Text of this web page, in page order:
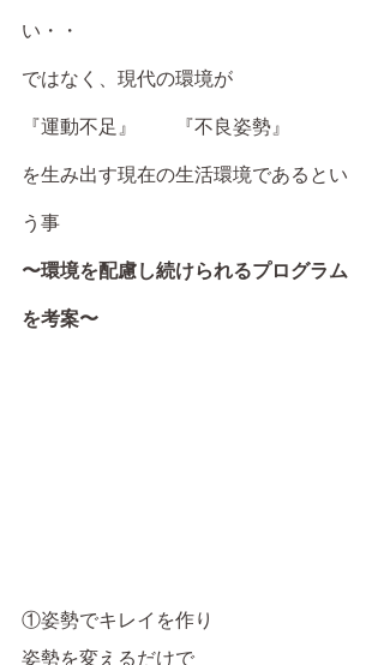
い・・
ではなく、現代の環境が
『運動不足』　　『不良姿勢』
を生み出す現在の生活環境であるとい
う事
〜環境を配慮し続けられるプログラム
を考案〜
①姿勢でキレイを作り
姿勢を変えるだけで